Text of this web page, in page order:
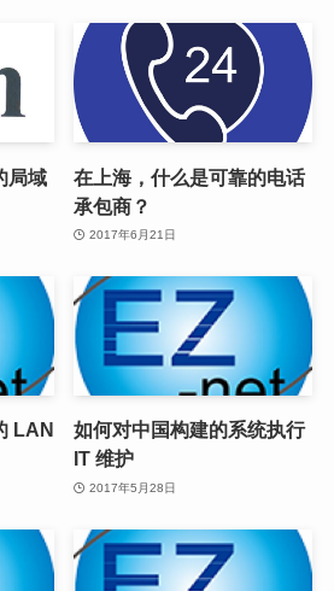
局域
在上海，什么是可靠的电话
承包商？
2017年6月21日
LAN
如何对中国构建的系统执行
IT 维护
2017年5月28日